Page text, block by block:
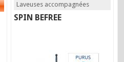
Laveuses accompagnées
SPIN BEFREE